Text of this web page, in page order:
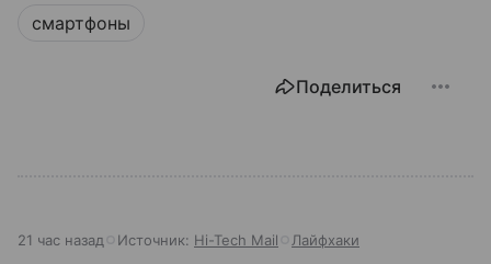
смартфоны
Поделиться
21 час назад Источник: Hi-Tech Mail Лайфхаки